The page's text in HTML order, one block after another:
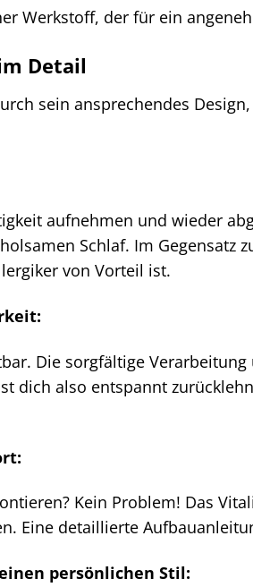
Werkstoff, der für ein
Detail
sein ansprechendes
aufnehmen und wieder
Schlaf. Im Gegensatz
von Vorteil ist.
Die sorgfältige
dich also entspannt
Kein Problem! Das
Eine detaillierte
persönlichen Stil: